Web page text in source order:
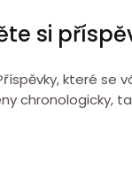
si
které se
chronologicky,